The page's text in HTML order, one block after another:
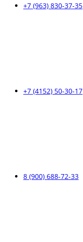
+7 (963) 830-37-35
+7 (4152) 50-30-17
8 (900) 688-72-33